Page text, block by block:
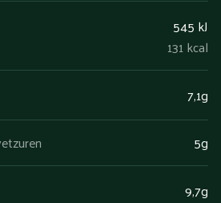
545 kJ
131 kcal
7,1g
5g
9,7g